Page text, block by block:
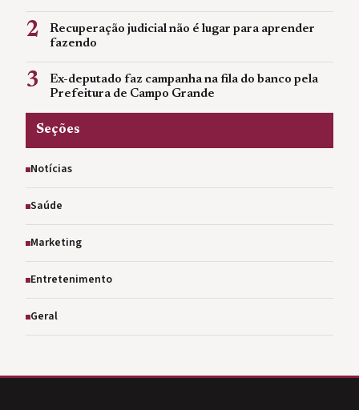
2
Recuperação judicial não é lugar para aprender
fazendo
3
Ex-deputado faz campanha na fila do banco pela
Prefeitura de Campo Grande
Seções
Notícias
Saúde
Marketing
Entretenimento
Geral